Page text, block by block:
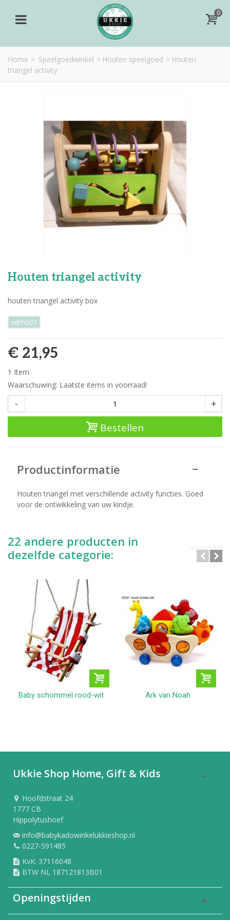
0
Home > Speelgoedwinkel > Houten speelgoed > Houten
triangel activity
Houten triangel activity
houten triangel activity box
vdm001
€ 21,95
1 Item
Waarschuwing: Laatste items in voorraad!
- +
Bestellen
Productinformatie
Houten triangel met verschillende activity functies. Goed
voor de ontwikkeling van uw kindje.
22 andere producten in
dezelfde categorie:
Baby schommel rood-wit Ark van Noah
Ukkie Shop Home, Gift & Kids
Hoofdstraat 24
1777 CB
Hippolytushoef
info@babykadowinkelukkieshop.nl
0227-591485
KvK: 37116048
BTW NL 187121813B01
Openingstijden